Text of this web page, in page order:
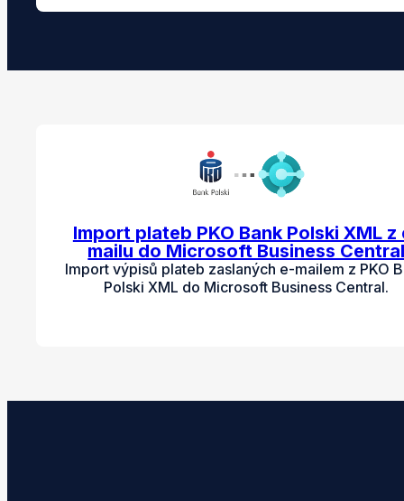
Import plateb PKO Bank Polski XML z
mailu do Microsoft Business Central
Import výpisů plateb zaslaných e-mailem z PKO
Polski XML do Microsoft Business Central.